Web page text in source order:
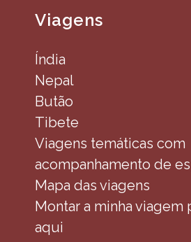
Viagens
Índia
Nepal
Butão
Tibete
Viagens temáticas com
acompanhamento de
Mapa das viagens
Montar a minha viagem
aqui